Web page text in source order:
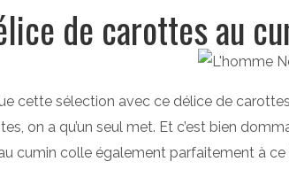
de carottes au
cette sélection avec ce délice de
on a qu’un seul met. Et c’est bien
cumin colle également parfaitement à ce